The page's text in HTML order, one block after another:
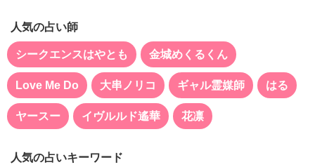
人気の占い師
シークエンスはやとも 金城めくるくん
Love Me Do 大串ノリコ ギャル霊媒師 はる
ヤースー イヴルルド遙華 花凛
人気の占いキーワード